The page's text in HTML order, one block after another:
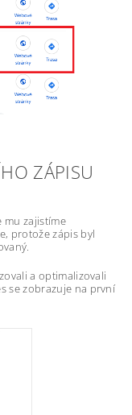
ZÁPISU
mu zajistíme
protože zápis byl
a optimalizovali
se zobrazuje na první